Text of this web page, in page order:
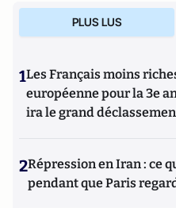
PLUS LUS
1Les Français moins
européenne pour la 3e
ira le grand
2Répression en Iran : ce
pendant que Paris